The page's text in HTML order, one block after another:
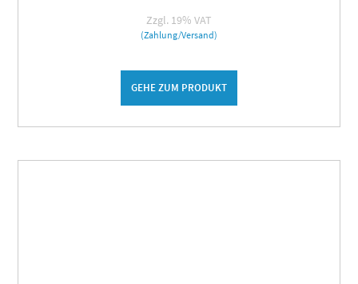
Zzgl. 19% VAT
(Zahlung/Versand)
GEHE ZUM PRODUKT